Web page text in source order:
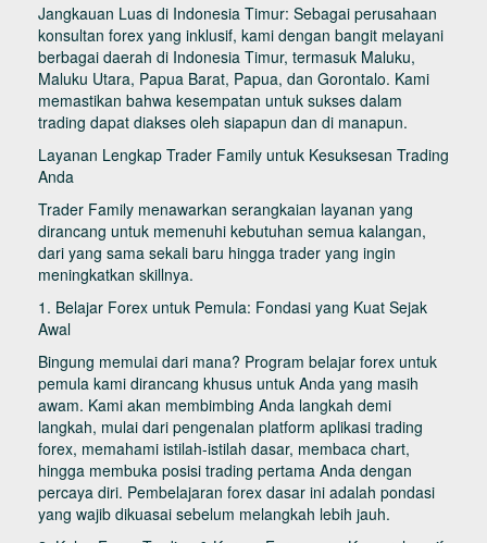
Jangkauan Luas di Indonesia Timur: Sebagai perusahaan
konsultan forex yang inklusif, kami dengan bangit melayani
berbagai daerah di Indonesia Timur, termasuk Maluku,
Maluku Utara, Papua Barat, Papua, dan Gorontalo. Kami
memastikan bahwa kesempatan untuk sukses dalam
trading dapat diakses oleh siapapun dan di manapun.
Layanan Lengkap Trader Family untuk Kesuksesan Trading
Anda
Trader Family menawarkan serangkaian layanan yang
dirancang untuk memenuhi kebutuhan semua kalangan,
dari yang sama sekali baru hingga trader yang ingin
meningkatkan skillnya.
1. Belajar Forex untuk Pemula: Fondasi yang Kuat Sejak
Awal
Bingung memulai dari mana? Program belajar forex untuk
pemula kami dirancang khusus untuk Anda yang masih
awam. Kami akan membimbing Anda langkah demi
langkah, mulai dari pengenalan platform aplikasi trading
forex, memahami istilah-istilah dasar, membaca chart,
hingga membuka posisi trading pertama Anda dengan
percaya diri. Pembelajaran forex dasar ini adalah pondasi
yang wajib dikuasai sebelum melangkah lebih jauh.